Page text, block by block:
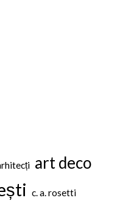
art deco
c. a. rosetti